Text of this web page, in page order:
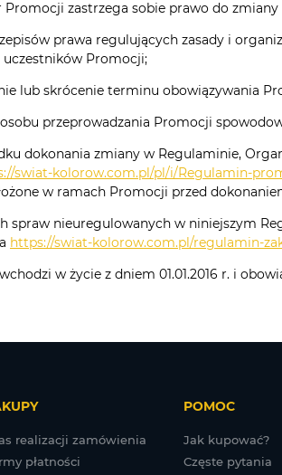
Promocji zastrzega sobie prawo do
prawa regulujących zasady i
Promocji;
lub skrócenie terminu obowiązywania
przeprowadzania Promocji
dokonania zmiany w Regulaminie,
swiat-kolorow.com.pl/pl/i/Regulamin-
w ramach Promocji przed
spraw nieuregulowanych w niniejszym
https://swiat-kolorow.com.pl/regulamin-
w życie z dniem 01.01.2016 r. i
realizacji zamówienia
płatności
POMOC
Jak kupować?
Częste pytania